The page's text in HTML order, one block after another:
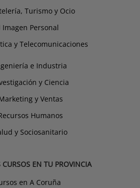
Turismo y Ocio
Imagen Personal
y Telecomunicaciones
e Industria
y Ciencia
y Ventas
Humanos
y Sociosanitario
CURSOS EN TU PROVINCIA
en A Coruña